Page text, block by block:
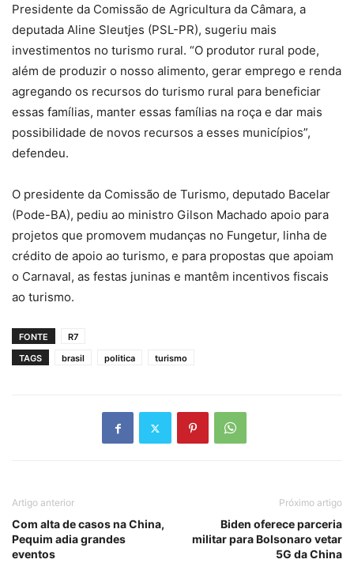
Presidente da Comissão de Agricultura da Câmara, a
deputada Aline Sleutjes (PSL-PR), sugeriu mais
investimentos no turismo rural. “O produtor rural pode,
além de produzir o nosso alimento, gerar emprego e renda
agregando os recursos do turismo rural para beneficiar
essas famílias, manter essas famílias na roça e dar mais
possibilidade de novos recursos a esses municípios”,
defendeu.
O presidente da Comissão de Turismo, deputado Bacelar
(Pode-BA), pediu ao ministro Gilson Machado apoio para
projetos que promovem mudanças no Fungetur, linha de
crédito de apoio ao turismo, e para propostas que apoiam
o Carnaval, as festas juninas e mantêm incentivos fiscais
ao turismo.
FONTE
R7
TAGS
brasil politica turismo
Artigo anterior
Com alta de casos na China,
Pequim adia grandes
eventos
Próximo artigo
Biden oferece parceria
militar para Bolsonaro vetar
5G da China